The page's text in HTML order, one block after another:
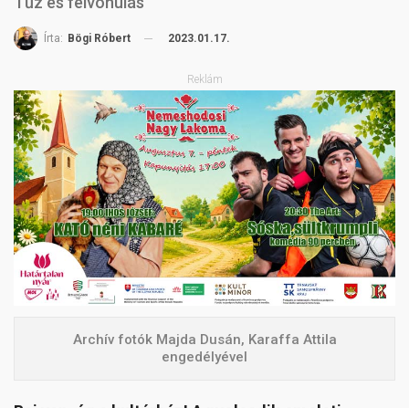
Írta: Bögi Róbert 2023.01.17.
Reklám
Archív fotók Majda Dusán, Karaffa Attila
engedélyével